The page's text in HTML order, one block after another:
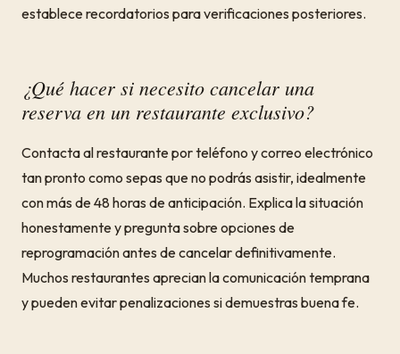
establece recordatorios para verificaciones posteriores.
¿Qué hacer si necesito cancelar una
reserva en un restaurante exclusivo?
Contacta al restaurante por teléfono y correo electrónico
tan pronto como sepas que no podrás asistir, idealmente
con más de 48 horas de anticipación. Explica la situación
honestamente y pregunta sobre opciones de
reprogramación antes de cancelar definitivamente.
Muchos restaurantes aprecian la comunicación temprana
y pueden evitar penalizaciones si demuestras buena fe.